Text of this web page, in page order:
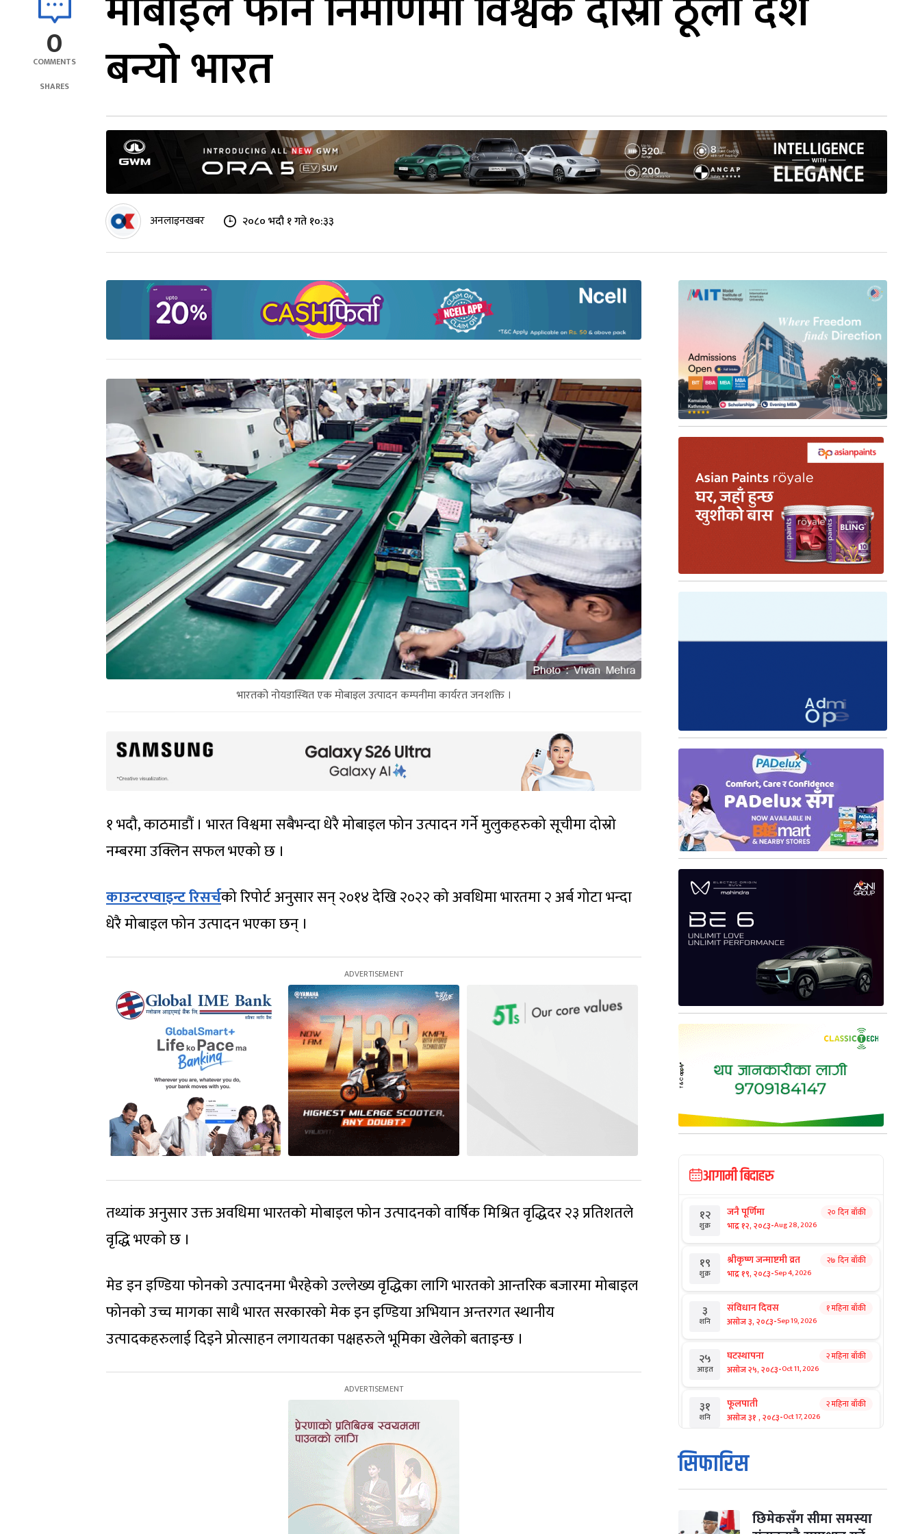
0
COMMENTS
SHARES
बन्यो भारत
अनलाइनखबर २०८० भदौ १ गते १०:३३
भारतको नोयडास्थित एक मोबाइल उत्पादन कम्पनीमा कार्यरत जनशक्ति ।
१ भदौ, काठमाडौं । भारत विश्वमा सबैभन्दा धेरै मोबाइल फोन उत्पादन गर्ने मुलुकहरुको सूचीमा दोस्रो
नम्बरमा उक्लिन सफल भएको छ ।
काउन्टरप्वाइन्ट रिसर्चको रिपोर्ट अनुसार सन् २०१४ देखि २०२२ को अवधिमा भारतमा २ अर्ब गोटा भन्दा
धेरै मोबाइल फोन उत्पादन भएका छन् ।
तथ्यांक अनुसार उक्त अवधिमा भारतको मोबाइल फोन उत्पादनको वार्षिक मिश्रित वृद्धिदर २३ प्रतिशतले
वृद्धि भएको छ ।
मेड इन इण्डिया फोनको उत्पादनमा भैरहेको उल्लेख्य वृद्धिका लागि भारतको आन्तरिक बजारमा मोबाइल
फोनको उच्च मागका साथै भारत सरकारको मेक इन इण्डिया अभियान अन्तरगत स्थानीय
उत्पादकहरुलाई दिइने प्रोत्साहन लगायतका पक्षहरुले भूमिका खेलेको बताइन्छ ।
आगामी बिदाहरु
१२
शुक्र
जनै पूर्णिमा
भाद्र १२, २०८३-Aug 28, 2026
२० दिन बाँकी
१९
शुक्र
श्रीकृष्ण जन्माष्टमी व्रत
भाद्र १९, २०८३-Sep 4, 2026
२७ दिन बाँकी
३
शनि
संविधान दिवस
असोज ३, २०८३-Sep 19, 2026
१ महिना बाँकी
२५
आइत
घटस्थापना
असोज २५, २०८३-Oct 11, 2026
२ महिना बाँकी
३१
शनि
फूलपाती
असोज ३१ , २०८३-Oct 17, 2026
२ महिना बाँकी
१
आइत
कार्तिक सङ्क्रान्ति
कार्तिक १, २०८३
मंगल कार्तिक ३, २०८३-Oct 20, 2026
सिफारिस
छिमेकसँग सीमा समस्या